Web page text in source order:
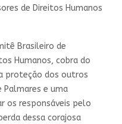
de Direitos Humanos
Brasileiro de
Humanos, cobra do
proteção dos outros
Palmares e uma
os responsáveis pelo
dessa corajosa